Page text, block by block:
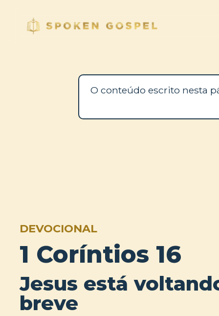
O conteúdo escrito nesta
DEVOCIONAL
1 Coríntios 16
Jesus está
breve